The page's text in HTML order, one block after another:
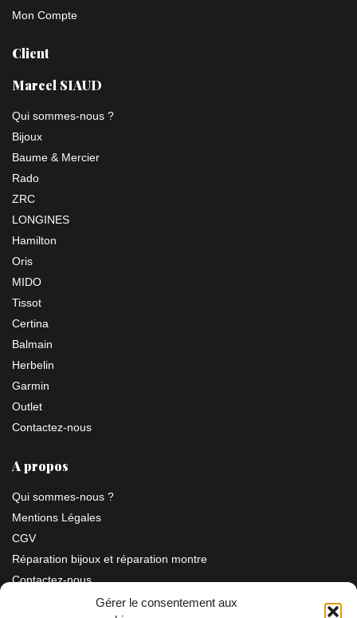
Gérer le consentement aux
Mon Compte
Client
Marcel SIAUD
Qui sommes-nous ?
Bijoux
Baume & Mercier
Rado
ZRC
LONGINES
Hamilton
Oris
MIDO
Tissot
Certina
Balmain
Herbelin
Garmin
Outlet
Contactez-nous
A propos
Qui sommes-nous ?
Mentions Légales
CGV
Réparation bijoux et réparation montre
Contactez-nous